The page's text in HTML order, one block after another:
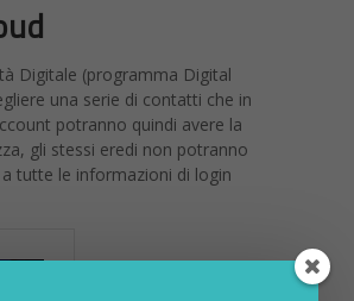
Digitale (programma Digital
una serie di contatti che in
potranno quindi avere la
gli stessi eredi non potranno
tutte le informazioni di login